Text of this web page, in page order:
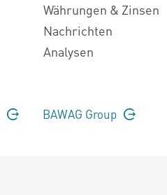
Währungen & Zinsen
Nachrichten
Analysen
BAWAG Group